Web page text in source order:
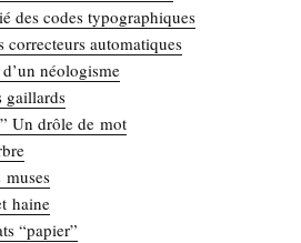
des codes typographiques
cor­rec­teurs automatiques
néologisme
gaillards
Un drôle de mot
haine
“papier”